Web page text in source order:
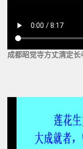
成都昭觉寺方丈清定